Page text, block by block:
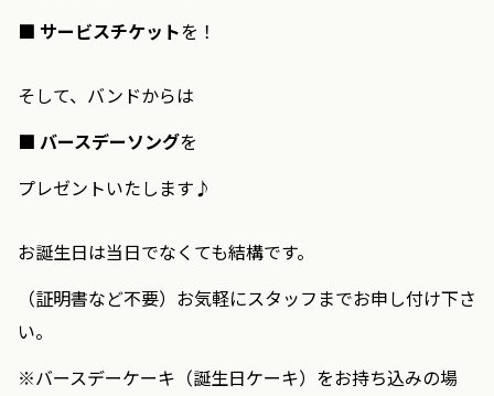
■ サービスチケットを！
そして、バンドからは
■ バースデーソングを
プレゼントいたします♪
お誕生日は当日でなくても結構です。
（証明書など不要）お気軽にスタッフまでお申し付け下さ
い。
※バースデーケーキ（誕生日ケーキ）をお持ち込みの場